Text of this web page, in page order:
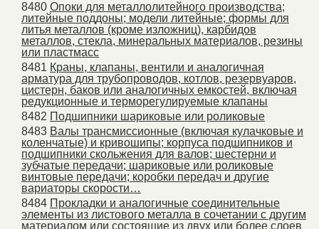
8480 Опоки для металлолитейного производства;
литейные поддоны; модели литейные; формы для
литья металлов (кроме изложниц), карбидов
металлов, стекла, минеральных материалов, резины
или пластмасс
8481 Краны, клапаны, вентили и аналогичная
арматура для трубопроводов, котлов, резервуаров,
цистерн, баков или аналогичных емкостей, включая
редукционные и терморегулируемые клапаны
8482 Подшипники шариковые или роликовые
8483 Валы трансмиссионные (включая кулачковые и
коленчатые) и кривошипы; корпуса подшипников и
подшипники скольжения для валов; шестерни и
зубчатые передачи; шариковые или роликовые
винтовые передачи; коробки передач и другие
вариаторы скорости…
8484 Прокладки и аналогичные соединительные
элементы из листового металла в сочетании с другим
материалом или состоящие из двух или более слоев